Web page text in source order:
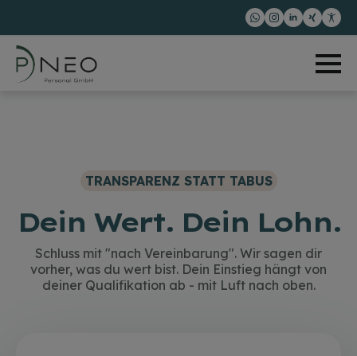
TRANSPARENZ STATT TABUS
Dein Wert. Dein Lohn.
Schluss mit "nach Vereinbarung". Wir sagen dir
vorher, was du wert bist. Dein Einstieg hängt von
deiner Qualifikation ab - mit Luft nach oben.